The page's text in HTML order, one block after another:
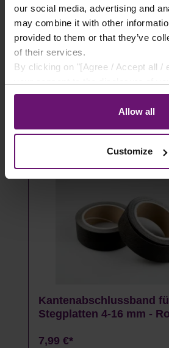
our social media, advertising and
may combine it with other
provided to them or that they’ve
of their services.
By clicking on "[Agree / Accept all /
store to our partner, shopware AG
Schöppingen, Germany), which
to you personally, but may process
Allow all
Customize
Gewächshausklammern
- 100 Stück
14,49 €*
Artikel
Kantenabschlussband
Stegplatten 4-16 mm -
7,99 €*